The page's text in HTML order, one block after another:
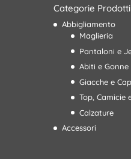
Categorie Prodotti
Abbigliamento
Maglieria
Pantaloni e
Abiti e Gonne
Giacche e
Top, Camicie
Calzature
Accessori